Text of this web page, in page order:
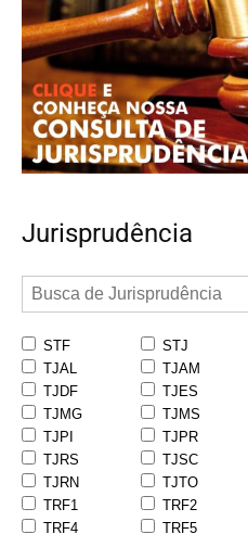
Jurisprudência
STF STJ
TJAL
TJAM
TJDF
TJES
TJMG
TJMS
TJPI
TJPR
TJRS
TJSC
TJRN
TJTO
TRF1
TRF2
TRF4
TRF5